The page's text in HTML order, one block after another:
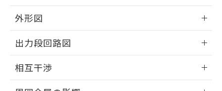
外形図
外形図
出力段回路図
出力段回路図
相互干渉
引・商談に必要な範囲で利用すること
の共同利用に関して"
用者の範囲」に記載されている法人を
指します。
EU RoHS指令（10物質）の非含有証明書
51物質の非含有証明書（当社基準）
※本証明書は発行日時点で非含有を証明す
るもので、過去に遡って非含有を証明する
ものではありません。
また、RoHS指令のフタル酸エステル類４
合意する キャンセル